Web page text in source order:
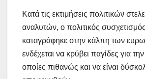
Κατά τις εκτιμήσεις πολιτικών
αναλυτών, ο πολιτικός
καταγράφηκε στην κάλπη των
ενδέχεται να κρύβει παγίδες για
οποίες πιθανώς και να είναι